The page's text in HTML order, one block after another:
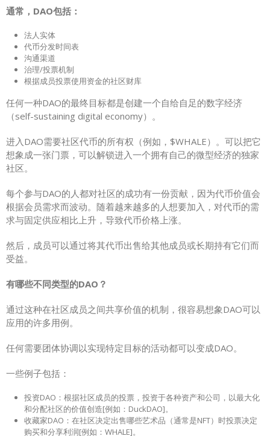
通常，DAO包括：
法人实体
代币分发时间表
沟通渠道
治理/投票机制
根据成员投票使用资金的社区财库
任何一种DAO的最终目标都是创建一个自给自足的数字经济
（self-sustaining digital economy）。
进入DAO需要社区代币的所有权（例如，$WHALE）。可以把它
想象成一张门票，可以解锁进入一个拥有自己的微型经济的独家
社区。
每个参与DAO的人都对社区的成功有一份贡献，因为代币价值会
根据会员需求而波动。随着越来越多的人想要加入，对代币的需
求与固定供应相比上升，导致代币价格上涨。
然后，成员可以通过将其代币出售给其他成员或长期持有它们而
受益。
有哪些不同类型的DAO？
通过这种在社区成员之间共享价值的机制，很容易想象DAO可以
应用的许多用例。
任何需要团体协调以实现特定目标的活动都可以变成DAO。
一些例子包括：
投资DAO：根据社区成员的投票，投资于各种资产和公司，以最大化
和分配社区的价值创造[例如：DuckDAO]。
收藏家DAO：在社区决定出售哪些艺术品（通常是NFT）时投票决定
购买和分享利润[例如：WHALE]。